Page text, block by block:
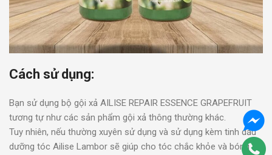
Cách sử dụng:
Bạn sử dụng bộ gội xả AILISE REPAIR ESSENCE GRAPEFRUIT
tương tự như các sản phẩm gội xả thông thường khác.
Tuy nhiên, nếu thường xuyên sử dụng và sử dụng kèm tinh dầu
dưỡng tóc Ailise Lambor sẽ giúp cho tóc chắc khỏe và bóng